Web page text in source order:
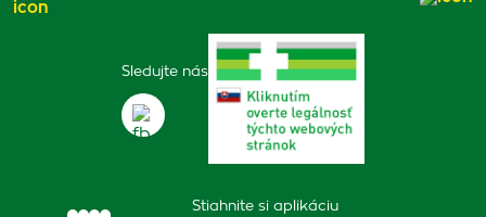
Sledujte nás
Stiahnite si aplikáciu